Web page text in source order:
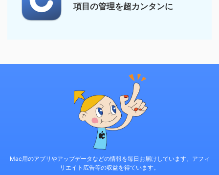
項目の管理を超カンタンに
Mac用のアプリやアップデータなどの情報を毎日お届けしています。アフィ
リエイト広告等の収益を得ています。